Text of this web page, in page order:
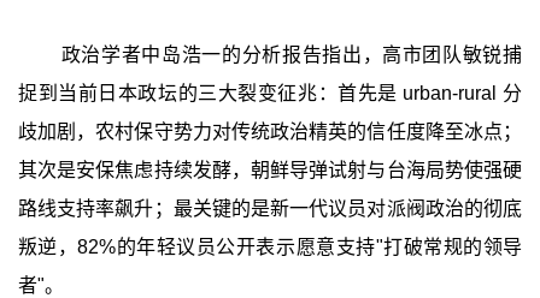
政治学者中岛浩一的分析报告指出，高市团队敏锐捕
捉到当前日本政坛的三大裂变征兆：首先是 urban-rural 分
歧加剧，农村保守势力对传统政治精英的信任度降至冰点；
其次是安保焦虑持续发酵，朝鲜导弹试射与台海局势使强硬
路线支持率飙升；最关键的是新一代议员对派阀政治的彻底
叛逆，82%的年轻议员公开表示愿意支持"打破常规的领导
者"。